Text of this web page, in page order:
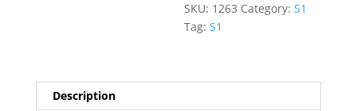
SKU: 1263 Category:S1
Tag:S1
Description